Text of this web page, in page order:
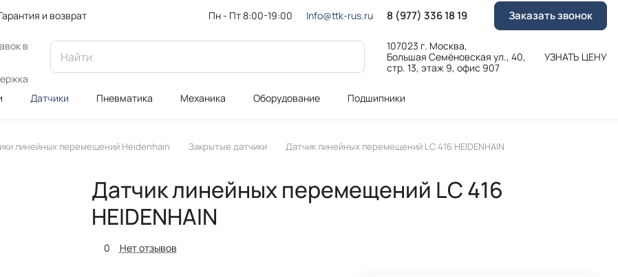
и возврат Пн - Пт 8:00-19:00 Info@ttk-rus.ru 8 (977) 336 18 19 Заказать звонок
в
107023 г. Москва,
Большая Семёновская ул., 40,
стр. 13, этаж 9, офис 907
УЗНАТЬ ЦЕНУ
Датчики Пневматика Механика Оборудование Подшипники
линейных перемещений Heidenhain Закрытые датчики Датчик линейных перемещений LC 416 HEIDENHAIN
Датчик линейных перемещений LC 416
HEIDENHAIN
0 Нет отзывов